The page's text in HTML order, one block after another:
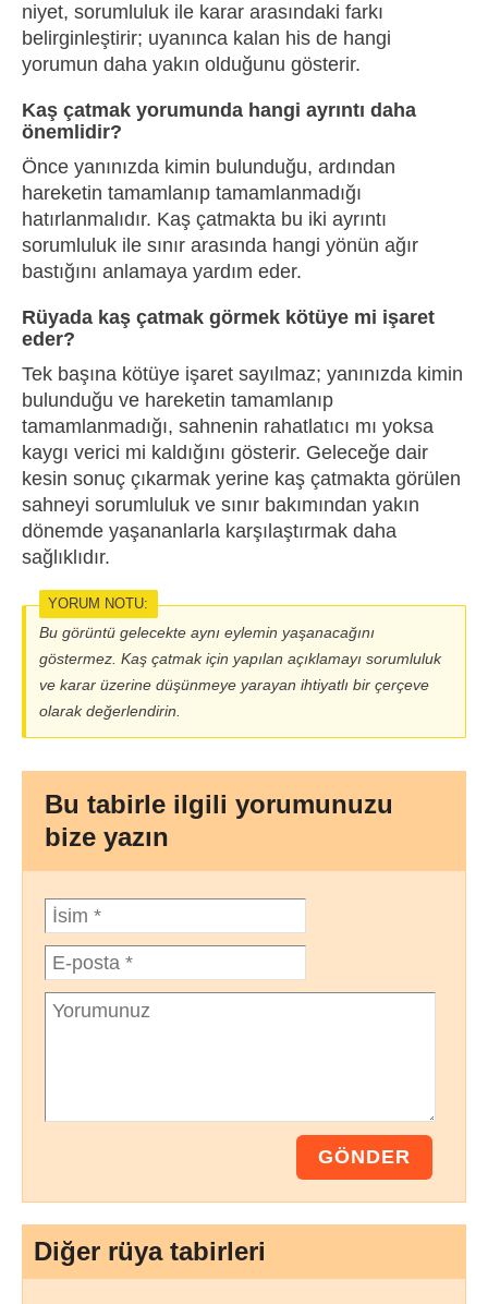
niyet, sorumluluk ile karar arasındaki farkı
belirginleştirir; uyanınca kalan his de hangi
yorumun daha yakın olduğunu gösterir.
Kaş çatmak yorumunda hangi ayrıntı daha
önemlidir?
Önce yanınızda kimin bulunduğu, ardından
hareketin tamamlanıp tamamlanmadığı
hatırlanmalıdır. Kaş çatmakta bu iki ayrıntı
sorumluluk ile sınır arasında hangi yönün ağır
bastığını anlamaya yardım eder.
Rüyada kaş çatmak görmek kötüye mi işaret
eder?
Tek başına kötüye işaret sayılmaz; yanınızda kimin
bulunduğu ve hareketin tamamlanıp
tamamlanmadığı, sahnenin rahatlatıcı mı yoksa
kaygı verici mi kaldığını gösterir. Geleceğe dair
kesin sonuç çıkarmak yerine kaş çatmakta görülen
sahneyi sorumluluk ve sınır bakımından yakın
dönemde yaşananlarla karşılaştırmak daha
sağlıklıdır.
YORUM NOTU:
Bu görüntü gelecekte aynı eylemin yaşanacağını
göstermez. Kaş çatmak için yapılan açıklamayı sorumluluk
ve karar üzerine düşünmeye yarayan ihtiyatlı bir çerçeve
olarak değerlendirin.
Bu tabirle ilgili yorumunuzu
bize yazın
Diğer rüya tabirleri